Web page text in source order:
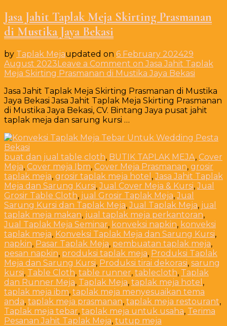
Jasa Jahit Taplak Meja Skirting Prasmanan
di Mustika Jaya Bekasi
by Taplak Mejaupdated on 6 February 202429
August 2023Leave a Comment on Jasa Jahit Taplak
Meja Skirting Prasmanan di Mustika Jaya Bekasi
Jasa Jahit Taplak Meja Skirting Prasmanan di Mustika
Jaya Bekasi Jasa Jahit Taplak Meja Skirting Prasmanan
di Mustika Jaya Bekasi, CV. Bintang Jaya pusat jahit
taplak meja dan sarung kursi …
buat dan jual table cloth, BUTIK TAPLAK MEJA, Cover
Meja, Cover meja Ibm, Cover Meja Prasmanan, grosir
taplak meja, grosir taplak meja hotel ,Jasa Jahit Taplak
Meja dan Sarung Kursi,Jual Cover Meja & Kursi,Jual
Grosir Table Cloth, jual Grosir Taplak Meja,Jual
Sarung Kursi dan Taplak Meja,Jual Taplak Meja, jual
taplak meja makan, jual taplak meja perkantoran,
Jual Taplak Meja Seminar, konveksi napkin, konveksi
taplak meja, Konveksi Taplak Meja dan Sarung Kursi,
napkin, Pasar Taplak Meja, pembuatan taplak meja,
pesan napkin, produksi taplak meja, Produksi Taplak
Meja dan Sarung Kursi, Produksi tirai dekorasi, sarung
kursi, Table Cloth, table runner, tablecloth, Taplak
dan Runner Meja, Taplak Meja, taplak meja hotel ,
taplak meja ibm, taplak meja menyesuaikan tema
anda, taplak meja prasmanan, taplak meja restourant,
Taplak meja tebar, taplak meja untuk usaha, Terima
Pesanan Jahit Taplak Meja, tutup meja